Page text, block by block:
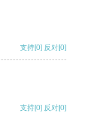
支持[0] 反对[0]
支持[0] 反对[0]